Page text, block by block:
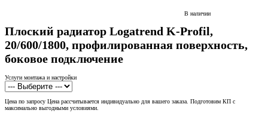
В наличии
Плоский радиатор Logatrend K-Profil,
20/600/1800, профилированная поверхность,
боковое подключение
Услуги монтажа и настройки
Цена по запросу Цена рассчитывается индивидуально для вашего заказа. Подготовим КП с
максимально выгодными условиями.